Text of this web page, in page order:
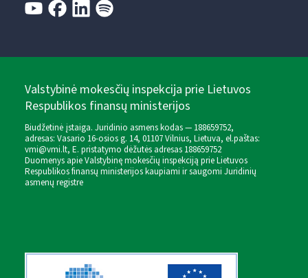
Valstybinė mokesčių inspekcija prie Lietuvos
Respublikos finansų ministerijos
Biudžetinė įstaiga. Juridinio asmens kodas — 188659752,
adresas: Vasario 16-osios g. 14, 01107 Vilnius, Lietuva, el.paštas:
vmi@vmi.lt, E. pristatymo dėžutės adresas 188659752
Duomenys apie Valstybinę mokesčių inspekciją prie Lietuvos
Respublikos finansų ministerijos kaupiami ir saugomi Juridinių
asmenų registre